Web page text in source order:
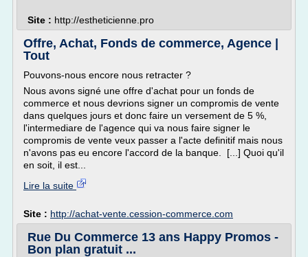
Site : http://estheticienne.pro
Offre, Achat, Fonds de commerce, Agence |
Tout
Pouvons-nous encore nous retracter ?
Nous avons signé une offre d'achat pour un fonds de
commerce et nous devrions signer un compromis de vente
dans quelques jours et donc faire un versement de 5 %,
l'intermediare de l'agence qui va nous faire signer le
compromis de vente veux passer a l'acte definitif mais nous
n'avons pas eu encore l'accord de la banque. [...] Quoi qu'il
en soit, il est...
Lire la suite
Site : http://achat-vente.cession-commerce.com
Rue Du Commerce 13 ans Happy Promos -
Bon plan gratuit ...